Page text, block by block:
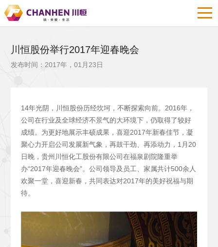
川恒股份举行2017年迎春晚会
发布时间：2017年，01月23日
14年光阴，川恒股份历经坎坷，不断探索向前。2016年，
公司在行业及全球经济不景气的大环境下，仍取得了较好
成绩。为更好地展示丰硕成果，喜迎2017年新春佳节，凝
聚心力开启公司发展新气象，再鼓干劲、再添动力，1月20
日晚，贵州川恒化工股份有限公司在福泉剧院隆重举
办“2017年迎春晚会”。公司领导及员工、家属共计500余人
欢聚一堂，喜迎新春，共同表达对2017年的美好祝福与期
待。